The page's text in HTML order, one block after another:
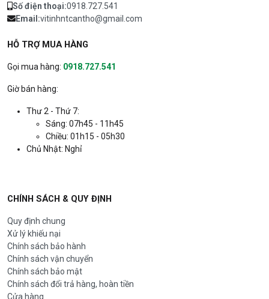
Số điện thoại:0918.727.541
Email:vitinhntcantho@gmail.com
HỖ TRỢ MUA HÀNG
Gọi mua hàng: 0918.727.541
Giờ bán hàng:
Thư 2 - Thứ 7:
Sáng: 07h45 - 11h45
Chiều: 01h15 - 05h30
Chủ Nhật: Nghỉ
CHÍNH SÁCH & QUY ĐỊNH
Quy định chung
Xử lý khiếu nại
Chính sách bảo hành
Chính sách vận chuyển
Chính sách bảo mật
Chính sách đổi trả hàng, hoàn tiền
Cửa hàng